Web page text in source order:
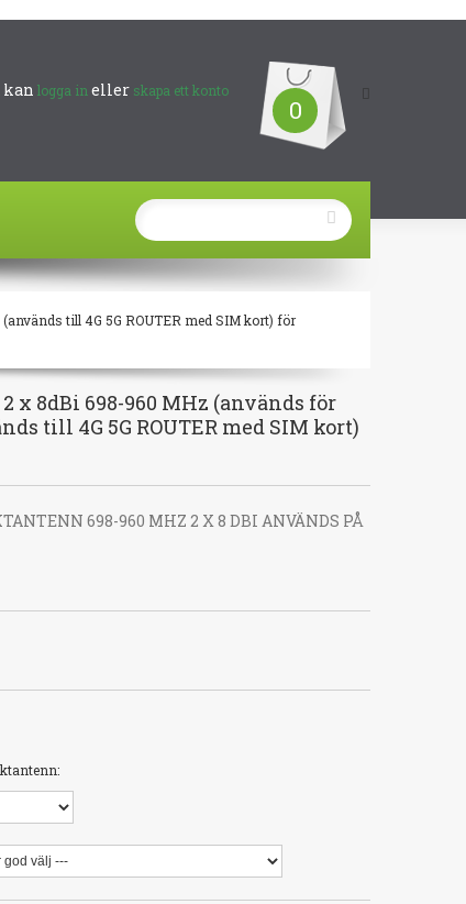
0
kan logga in eller skapa ett konto
till 4G 5G ROUTER med SIM kort) för
x 8dBi 698-960 MHz (används för
till 4G 5G ROUTER med SIM kort)
698-960 MHZ 2 X 8 DBI ANVÄNDS PÅ